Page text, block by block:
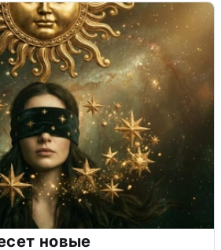
новые